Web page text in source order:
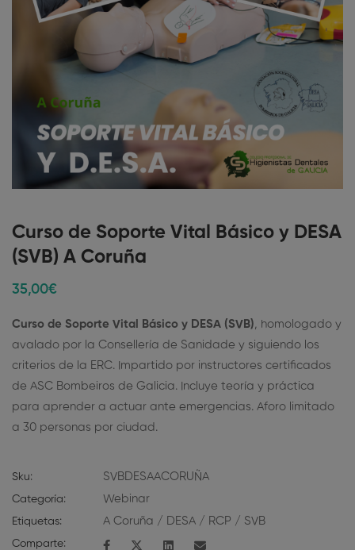
Curso de Soporte Vital Básico y DESA
(SVB) A Coruña
35,00€
Curso de Soporte Vital Básico y DESA (SVB), homologado y
avalado por la Consellería de Sanidade y siguiendo los
criterios de la ERC. Impartido por instructores certificados
de ASC Bombeiros de Galicia. Incluye teoría y práctica
para aprender a actuar ante emergencias. Aforo limitado
a 30 personas por ciudad.
Sku: SVBDESAACORUÑA
Categoría: Webinar
Etiquetas: A Coruña / DESA / RCP / SVB
Comparte: